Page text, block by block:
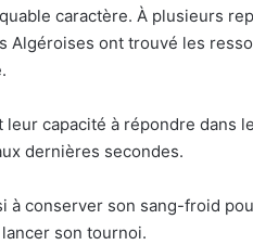
caractère. À plusieurs
Algéroises ont trouvé les
capacité à répondre dans
dernières secondes.
à conserver son sang-froid
son tournoi.